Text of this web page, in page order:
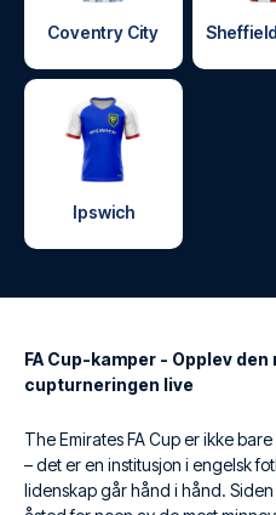
Coventry City
Ipswich
FA Cup-kamper - Opplev
cupturneringen live
The Emirates FA Cup er ikke
– det er en institusjon i engelsk
lidenskap går hånd i hånd.